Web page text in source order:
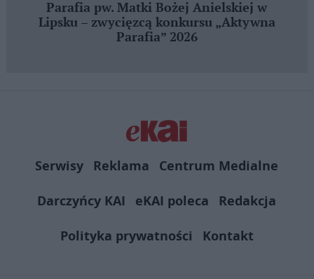
Parafia pw. Matki Bożej Anielskiej w
Lipsku – zwycięzcą konkursu „Aktywna
Parafia” 2026
Serwisy Reklama
Centrum Medialne
Darczyńcy KAI
eKAI poleca
Redakcja
Polityka prywatności
Kontakt